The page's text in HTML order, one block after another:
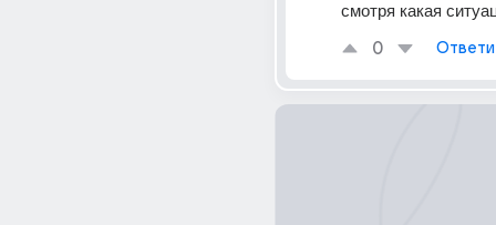
смотря какая
0